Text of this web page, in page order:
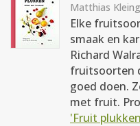
Matthias
Elke
smaak en
Richard
fruitsoorten
goed doen.
met fruit.
'Fruit